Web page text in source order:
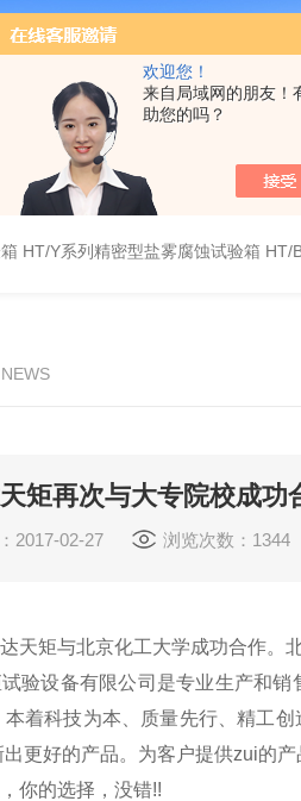
欢迎您！
来自局域网的朋友！
助您的吗？
HT/Y系列精密型盐雾腐蚀试验箱 HT/
矩再次与大专院校成功
2017-02-27 浏览次数：1344
天矩与北京化工大学成功合作。
验设备有限公司是专业生产和
着科技为本、质量先行、精工
更好的产品。为客户提供zui的产
你的选择，没错!!